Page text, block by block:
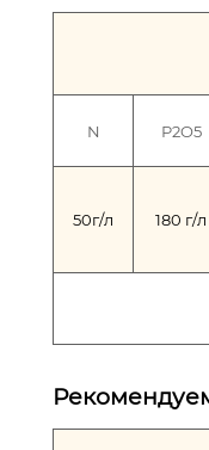
N P2O5
50г/л 180 г/л